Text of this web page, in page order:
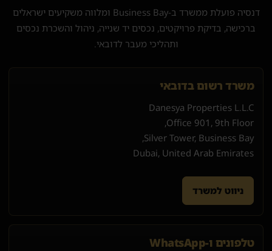
דנסיה פועלת ממשרד ב-Business Bay ומלווה משקיעים ישראלים
ברכישה, בדיקת פרויקטים, נכסים יד שנייה, ניהול והשכרת נכסים
ותהליכי מעבר לדובאי.
משרד רשום בדובאי
Danesya Properties L.L.C
Office 901, 9th Floor,
Silver Tower, Business Bay,
Dubai, United Arab Emirates
ניווט למשרד
טלפונים ו-WhatsApp